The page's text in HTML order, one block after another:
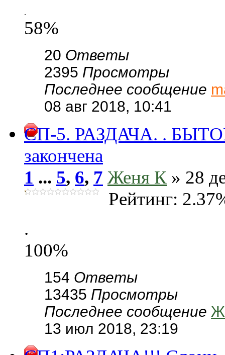
.
58%
20 Ответы
2395 Просмотры
Последнее сообщение
08 авг 2018, 10:41
СП-5. РАЗДАЧА. .
закончена
1 ... 5, 6, 7 Женя К » 28
Рейтинг:
.
100%
154 Ответы
13435 Просмотры
Последнее сообщение
13 июл 2018, 23:19